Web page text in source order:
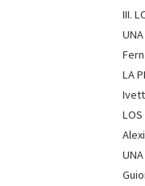
III.
UNA
LA
LOS
UNA